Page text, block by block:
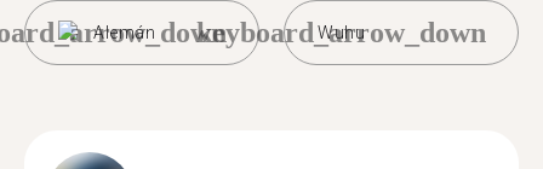
Alemán Wuhu
keyboard_arrow_down